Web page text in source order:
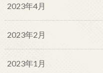
2023年4月
2023年2月
2023年1月